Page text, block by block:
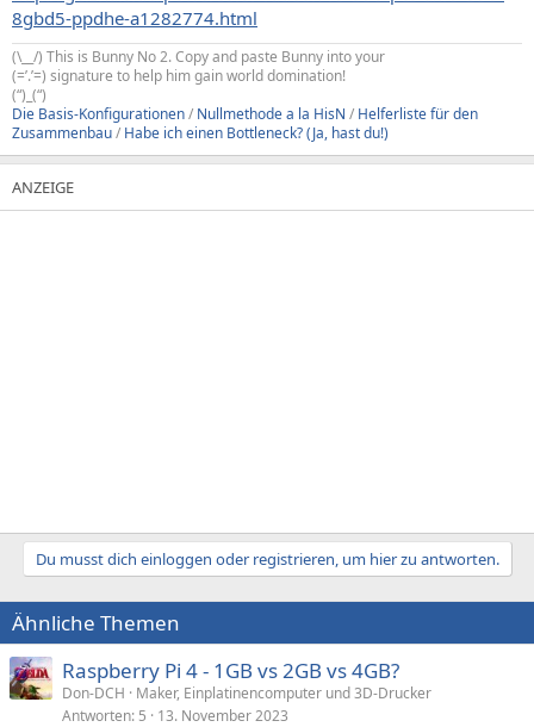
8gbd5-ppdhe-a1282774.html
(\__/) This is Bunny No 2. Copy and paste Bunny into your
(=’.’=) signature to help him gain world domination!
(“)_(“)
Die Basis-Konfigurationen/ Nullmethode a la HisN / Helferliste für den
Zusammenbau/ Habe ich einen Bottleneck? (Ja, hast du!)
Du musst dich einloggen oder registrieren, um hier zu antworten.
Ähnliche Themen
Raspberry Pi 4 - 1GB vs 2GB vs 4GB?
Don-DCH
Maker, Einplatinencomputer und 3D-Drucker
Antworten 5 13. November 2023